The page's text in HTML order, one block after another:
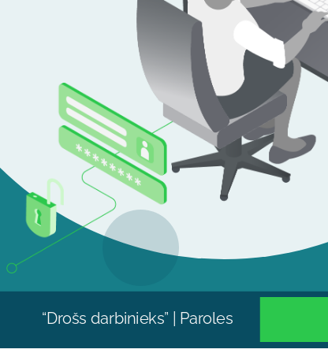
“Drošs darbinieks” | Paroles
“Drošs darbinieks” | Paroles